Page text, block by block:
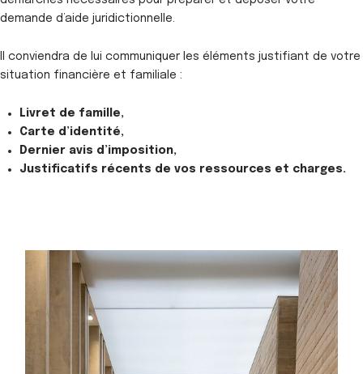
demande d’aide juridictionnelle.
Il conviendra de lui communiquer les éléments justifiant de votre
situation financière et familiale :
Livret de famille,
Carte d’identité,
Dernier avis d’imposition,
Justificatifs récents de vos ressources et charges.